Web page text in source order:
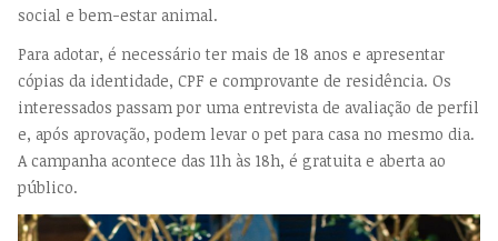
social e bem-estar animal.
Para adotar, é necessário ter mais de 18 anos e apresentar
cópias da identidade, CPF e comprovante de residência. Os
interessados passam por uma entrevista de avaliação de perfil
e, após aprovação, podem levar o pet para casa no mesmo dia.
A campanha acontece das 11h às 18h, é gratuita e aberta ao
público.